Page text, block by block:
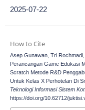
2025-07-22
How to Cite
Asep Gunawan, Tri
Perancangan Game Edukasi
Scratch Metode R&D
Untuk Kelas X Perhotelan Di
Teknologi Informasi Sistem
https://doi.org/10.62712/